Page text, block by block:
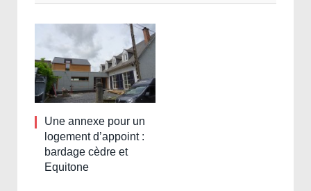
Une annexe pour un
logement d’appoint :
bardage cèdre et
Equitone